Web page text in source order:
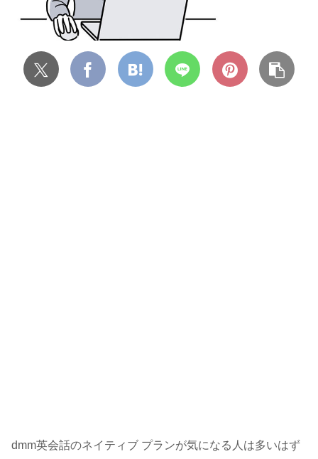
dmm英会話のネイティブ プランが気になる人は多いはず